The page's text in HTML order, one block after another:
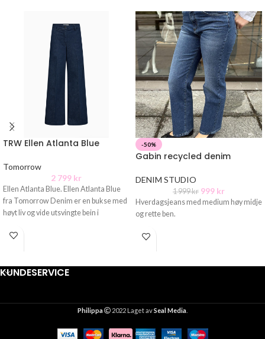
TRW Ellen Atlanta Blue
Tomorrow
2 799 kr
Ellen Atlanta Blue. Ellen Atlanta Blue
fra Tomorrow Denim er en bukse med
høyt liv og vide utsvingte bein i
-50%
Gabin recycled denim
DENIM STUDIO
1 999kr 999 kr
Hverdagsjeans med medium høy midje
og rette ben.
KUNDESERVICE
Philippa 2022 Laget avSeal Media